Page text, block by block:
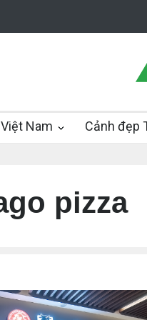
Nam Cảnh đẹp
pizza